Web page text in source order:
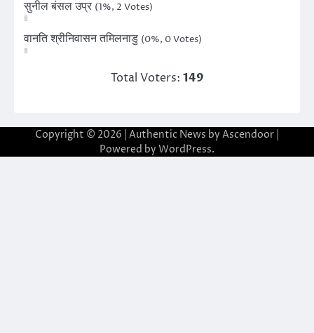
सुनील बंसल उप्र (1%, 2 Votes)
वानति श्रीनिवासन तमिलनाडु (0%, 0 Votes)
Total Voters: 149
Copyright © 2026 | Authentic News by Ascendoor
Powered by WordPress.